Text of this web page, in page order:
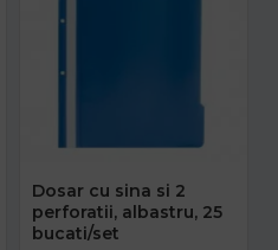
Dosar cu sina si 2
perforatii, albastru, 25
bucati/set